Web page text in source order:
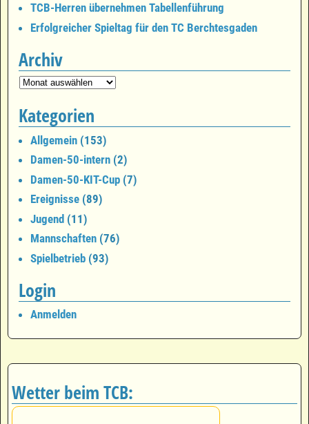
TCB-Herren übernehmen Tabellenführung
Erfolgreicher Spieltag für den TC Berchtesgaden
Archiv
Kategorien
Allgemein (153)
Damen-50-intern (2)
Damen-50-KIT-Cup (7)
Ereignisse (89)
Jugend (11)
Mannschaften (76)
Spielbetrieb (93)
Login
Anmelden
Wetter beim TCB: